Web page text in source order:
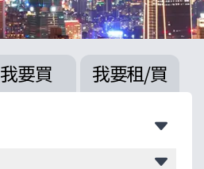
我要買 我要租/買